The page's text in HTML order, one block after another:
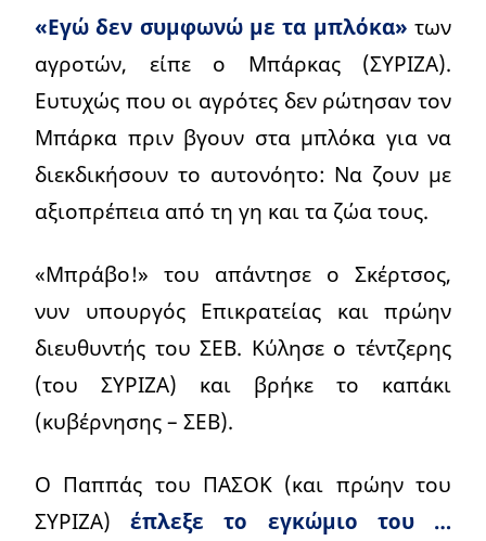
«Εγώ δεν συμφωνώ με τα μπλόκα» των
αγροτών, είπε ο Μπάρκας (ΣΥΡΙΖΑ).
Ευτυχώς που οι αγρότες δεν ρώτησαν τον
Μπάρκα πριν βγουν στα μπλόκα για να
διεκδικήσουν το αυτονόητο: Να ζουν με
αξιοπρέπεια από τη γη και τα ζώα τους.
«Μπράβο!» του απάντησε ο Σκέρτσος,
νυν υπουργός Επικρατείας και πρώην
διευθυντής του ΣΕΒ. Κύλησε ο τέντζερης
(του ΣΥΡΙΖΑ) και βρήκε το καπάκι
(κυβέρνησης – ΣΕΒ).
Ο Παππάς του ΠΑΣΟΚ (και πρώην του
ΣΥΡΙΖΑ)έπλεξε το εγκώμιο του …